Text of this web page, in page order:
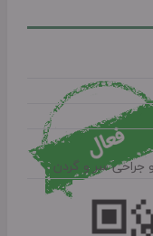
جراحی سر و گردن